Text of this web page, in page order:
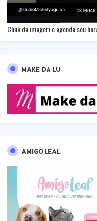
Clink da imagem e agenda seu
MAKE DA LU
AMIGO LEAL